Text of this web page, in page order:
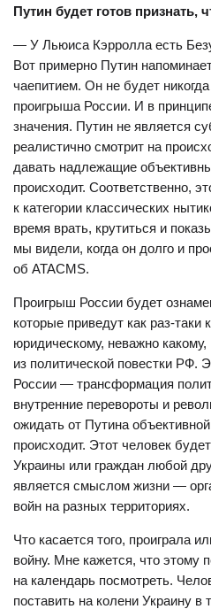
Путин будет готов признать,
— У Льюиса Кэрролла есть
Вот примерно Путин
чаепитием. Он не будет
проигрыша России. И в
значения. Путин не является
реалистично смотрит на
давать надлежащие
происходит. Соответственно,
к категории классических
время врать, крутиться и
мы видели, когда он долго и
об ATACMS.
Проигрыш России будет
которые приведут как раз-таки
юридическому, неважно
из политической повестки РФ.
России — трансформация
внутренние перевороты и
ожидать от Путина
происходит. Этот человек
Украины или граждан любой
является смыслом жизни —
войн на разных территориях.
Что касается того, проиграла
войну. Мне кажется, что этому
на календарь посмотреть.
поставить на колени Украину в